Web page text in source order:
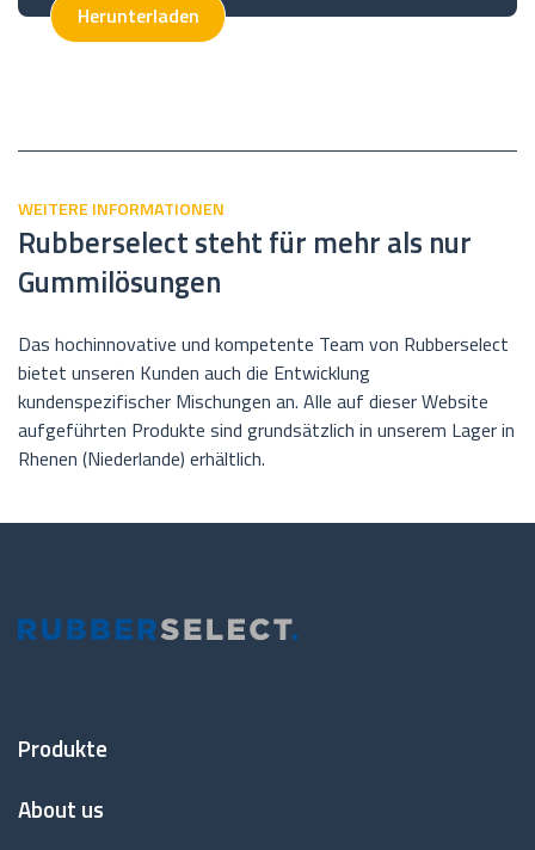
Herunterladen
WEITERE INFORMATIONEN
Rubberselect steht für mehr als nur
Gummilösungen
Das hochinnovative und kompetente Team von Rubberselect
bietet unseren Kunden auch die Entwicklung
kundenspezifischer Mischungen an. Alle auf dieser Website
aufgeführten Produkte sind grundsätzlich in unserem Lager in
Rhenen (Niederlande) erhältlich.
Voet
Produkte
About us